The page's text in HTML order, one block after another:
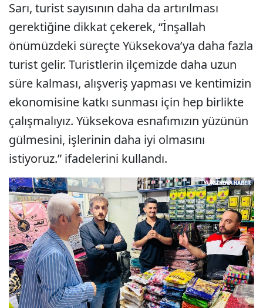
Sarı, turist sayısının daha da artırılması
gerektiğine dikkat çekerek, “İnşallah
önümüzdeki süreçte Yüksekova’ya daha fazla
turist gelir. Turistlerin ilçemizde daha uzun
süre kalması, alışveriş yapması ve kentimizin
ekonomisine katkı sunması için hep birlikte
çalışmalıyız. Yüksekova esnafımızın yüzünün
gülmesini, işlerinin daha iyi olmasını
istiyoruz.” ifadelerini kullandı.